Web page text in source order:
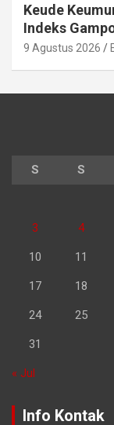
Keude
Indeks
9 Agustus 2026
S S
3 4
10 11
17 18
24 25
31
« Jul
Info Kontak